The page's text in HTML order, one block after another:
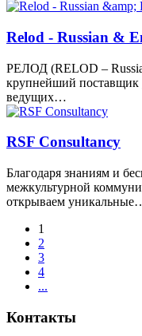
Relod - Russian &
РЕЛОД (RELOD –
крупнейший поставщик
ведущих…
RSF Consultancy
Благодаря знаниям и
межкультурной
открываем
1
2
3
4
...
Контакты